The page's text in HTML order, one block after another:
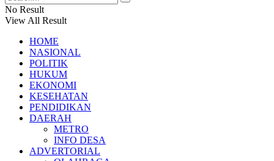
No Result
View All Result
HOME
NASIONAL
POLITIK
HUKUM
EKONOMI
KESEHATAN
PENDIDIKAN
DAERAH
METRO
INFO DESA
ADVERTORIAL